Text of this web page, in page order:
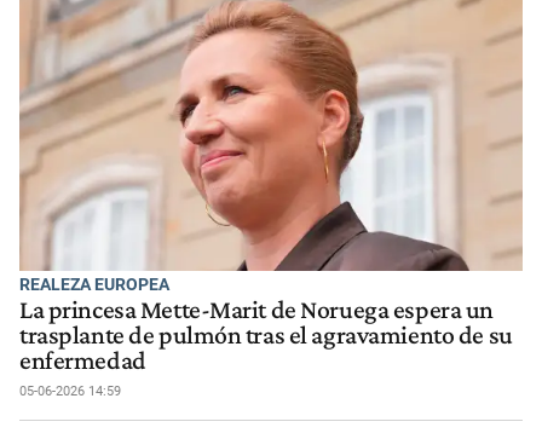
REALEZA EUROPEA
La princesa Mette-Marit de Noruega espera un
trasplante de pulmón tras el agravamiento de su
enfermedad
05-06-2026 14:59